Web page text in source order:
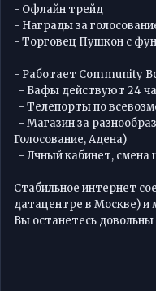
- Офлайн трейд
- Награды за
- Торговец Пушкон с
- Работает Community
- Бафы действуют 24
- Телепорты по
- Магазин за
Голосование, Адена)
- Лчный кабинет, смена
Стабильное интернет
датацентре в Москве) и
Вы останетесь довольны